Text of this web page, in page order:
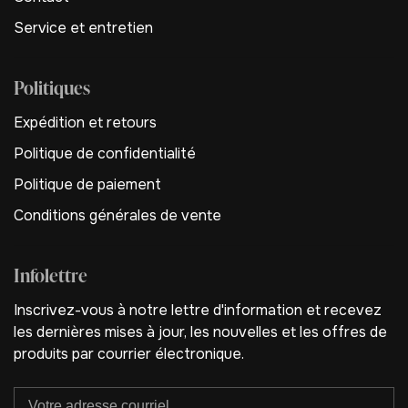
Service et entretien
Politiques
Expédition et retours
Politique de confidentialité
Politique de paiement
Conditions générales de vente
Infolettre
Inscrivez-vous à notre lettre d'information et recevez
les dernières mises à jour, les nouvelles et les offres de
produits par courrier électronique.